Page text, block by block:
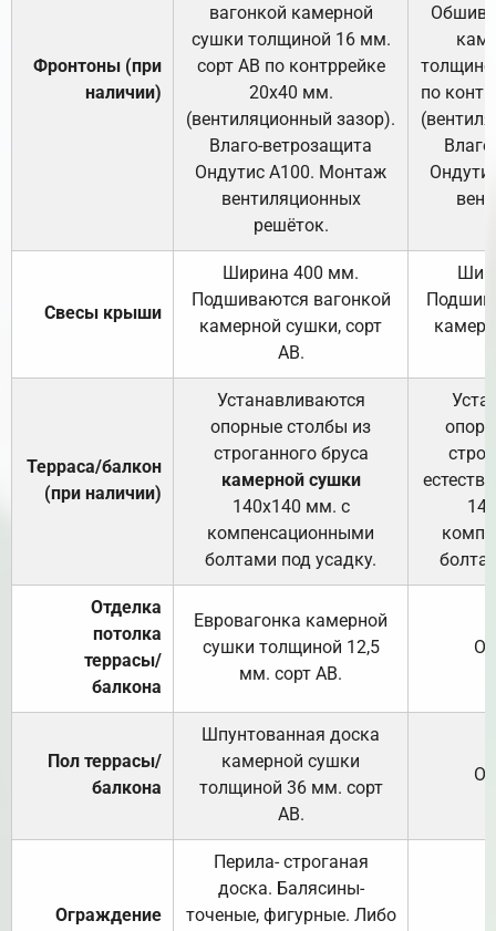
Фронтоны (при
наличии)
вагонкой камерной
сушки толщиной 16 мм.
сорт АВ по контррейке
20х40 мм.
(вентиляционный зазор).
Влаго-ветрозащита
Ондутис А100. Монтаж
вентиляционных
решёток.
по
Свесы крыши
Ширина 400 мм.
Подшиваются вагонкой
камерной сушки, сорт
АВ.
Терраса/балкон
(при наличии)
Устанавливаются
опорные столбы из
строганного бруса
камерной сушки
140х140 мм. с
компенсационными
болтами под усадку.
Отделка
потолка
террасы/
балкона
Евровагонка камерной
сушки толщиной 12,5
мм. сорт АВ.
Пол террасы/
балкона
Шпунтованная доска
камерной сушки
толщиной 36 мм. сорт
АВ.
Ограждение
Перила- строганая
доска. Балясины-
точеные, фигурные. Либо